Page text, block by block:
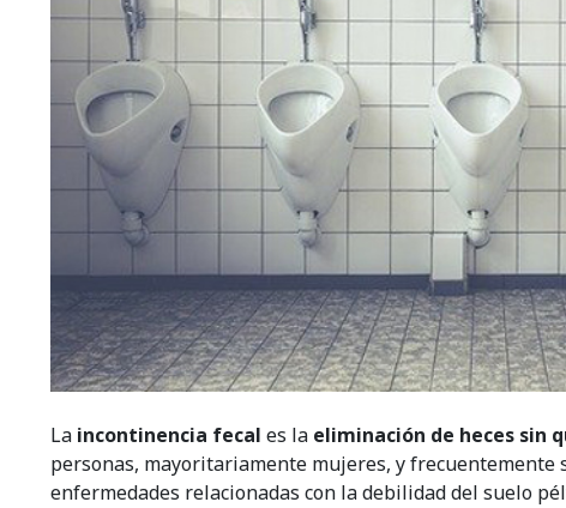
La incontinencia fecal es la eliminación de heces sin
personas, mayoritariamente mujeres, y frecuentemente
enfermedades relacionadas con la debilidad del suelo